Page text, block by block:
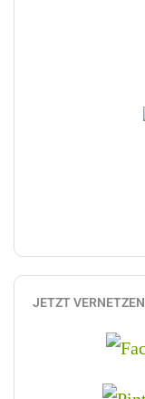
JETZT VERNETZEN